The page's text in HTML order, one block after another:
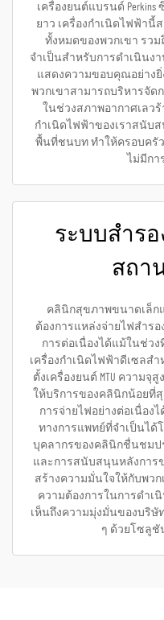
เครื่องยนต์แบรนด์
ยาว เครื่องกำเนิดไฟฟ้านี้
ทั้งหมดของพวกเขา รวม
จำเป็นสำหรับการดำเนินง
แสดงความขอบคุณอย่างยิ่
พวกเขาสามารถบริหารจัด
ในช่วงสภาพอากาศเลว
กำเนิดไฟฟ้าของเราสนับ
พื้นที่ชนบท ทำให้ครอบครั
ไม่มีกา
ระบบสำร
สถา
คลินิกสุขภาพขนาดเล็ก
ต้องการแหล่งจ่ายไฟสำรอ
การต่อเนื่องได้แม้ในช่วง
เครื่องกำเนิดไฟฟ้าดีเซลส
ตั้งเครื่องยนต์ MTU ความจุ
ให้บริการของคลินิกน้อยที่
การจ่ายไฟอย่างต่อเนื่อง
ทางการแพทย์ที่จำเป็นได้
บุคลากรของคลินิกชื่นชมป
และการสนับสนุนหลังการ
สร้างความมั่นใจให้กับพว
ความต้องการในการดำเ
เห็นถึงความมุ่งมั่นของบริ
ๆ ด้วยโซลูชั